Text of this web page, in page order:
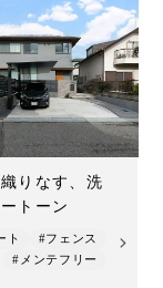
りなす、洗
トーン
ト
#フェンス
#メンテフリー